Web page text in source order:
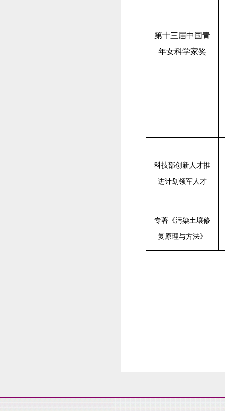
第十三届中国青
年女科学家奖
科技部创新人才推
进计划 领军人才
专著《污染土壤修
复原理与方法》